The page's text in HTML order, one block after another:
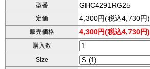
型番 GHC4291RG25
定価 4,300円(税込4,730円)
販売価格 4,300円(税込4,730円)
購入数
Size